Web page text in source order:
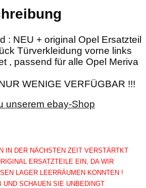
: NEU + original Opel Ersatzteil
Türverkleidung vorne links
, passend für alle Opel Meriva
WENIGE VERFÜGBAR !!!
unserem ebay-Shop
IN DER NÄCHSTEN ZEIT VERSTÄRTKT
ERSATZTEILE EIN, DA WIR
LAGER LEERRÄUMEN KONNTEN !
SCHAUEN SIE UNBEDINGT